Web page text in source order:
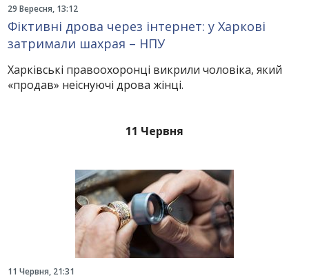
29 Вересня, 13:12
Фіктивні дрова через інтернет: у Харкові
затримали шахрая – НПУ
Харківські правоохоронці викрили чоловіка, який
«продав» неіснуючі дрова жінці.
11 Червня
11 Червня, 21:31